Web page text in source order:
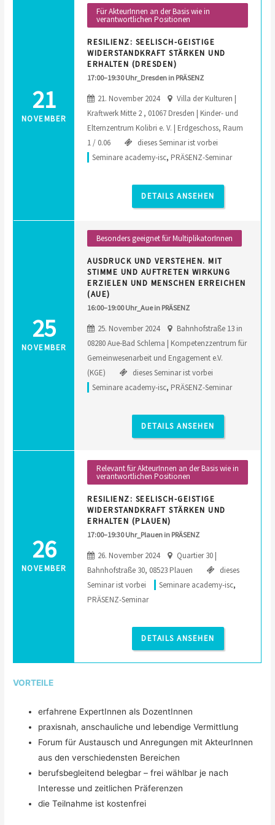
21
NOVEMBER
Für AkteurInnen an der Basis wie in
verantwortlichen Positionen
RESILIENZ: SEELISCH-GEISTIGE
WIDERSTANDKRAFT STÄRKEN UND
ERHALTEN (DRESDEN)
17:00–19:30 Uhr_Dresden in PRÄSENZ
21. November 2024
Villa der Kulturen |
Kraftwerk Mitte 2 , 01067 Dresden | Kinder- und
Elternzentrum Kolibri e. V. | Erdgeschoss, Raum
1 / 0.06
dieses Seminar ist vorbei
Seminare academy-isc, PRÄSENZ-Seminar
DETAILS ANSEHEN
25
NOVEMBER
Besonders geeignet für MultiplikatorInnen
AUSDRUCK UND VERSTEHEN. MIT
STIMME UND AUFTRETEN WIRKUNG
ERZIELEN UND MENSCHEN ERREICHEN
(AUE)
16:00–19:00 Uhr_Aue in PRÄSENZ
25. November 2024
Bahnhofstraße 13 in
08280 Aue-Bad Schlema | Kompetenzzentrum für
Gemeinwesenarbeit und Engagement e.V.
(KGE)
dieses Seminar ist vorbei
Seminare academy-isc, PRÄSENZ-Seminar
DETAILS ANSEHEN
26
NOVEMBER
Relevant für AkteurInnen an der Basis wie in
verantwortlichen Positionen
RESILIENZ: SEELISCH-GEISTIGE
WIDERSTANDKRAFT STÄRKEN UND
ERHALTEN (PLAUEN)
17:00–19:30 Uhr_Plauen in PRÄSENZ
26. November 2024
Quartier 30 |
Bahnhofstraße 30, 08523 Plauen
dieses
Seminar ist vorbei
Seminare academy-isc,
PRÄSENZ-Seminar
DETAILS ANSEHEN
VORTEILE
erfahrene ExpertInnen als DozentInnen
praxisnah, anschauliche und lebendige Vermittlung
Forum für Austausch und Anregungen mit AkteurInnen
aus den verschiedensten Bereichen
berufsbegleitend belegbar – frei wählbar je nach
Interesse und zeitlichen Präferenzen
die Teilnahme ist kostenfrei